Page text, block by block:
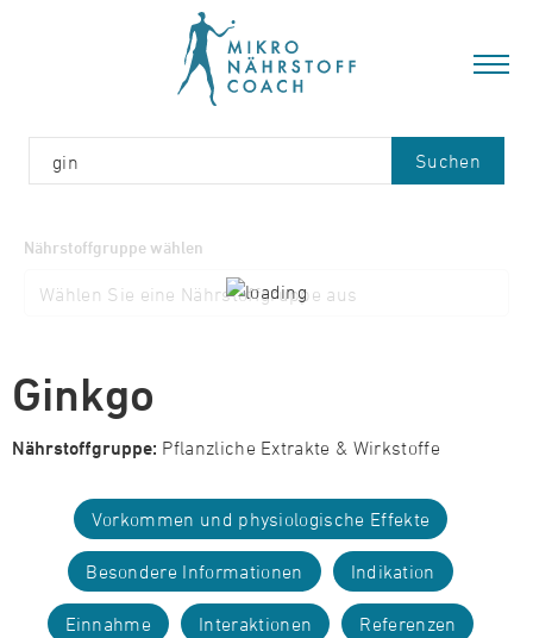
Suchen
Ginkgo
Nährstoffgruppe: Pflanzliche Extrakte & Wirkstoffe
Vorkommen und physiologische Effekte
Besondere Informationen Indikation
Einnahme Interaktionen Referenzen
Nährstoffgruppe wählen